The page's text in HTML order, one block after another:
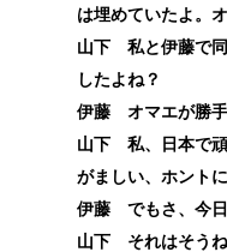
は埋めていたよ。
山下 私と伊藤で同
したよね？
伊藤 オマエが勝手
山下 私、日本で
がましい、ホントに
伊藤 でもさ、今日
山下 それはそうね